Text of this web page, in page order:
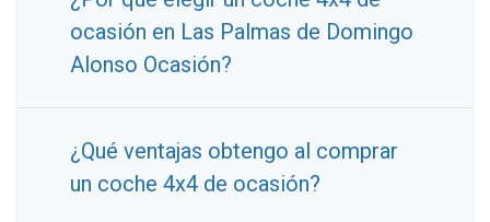
ocasión en Las Palmas de Domingo
Alonso Ocasión?
¿Qué ventajas obtengo al comprar
un coche 4x4 de ocasión?